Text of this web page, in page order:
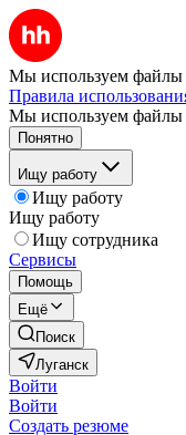
Мы используем файлы
Правила
Мы используем файлы
Понятно
Ищу работу
Ищу работу
Ищу работу
Ищу сотрудника
Сервисы
Помощь
Ещё
Поиск
Луганск
Войти
Войти
Создать резюме